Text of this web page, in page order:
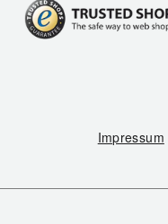
Impressum